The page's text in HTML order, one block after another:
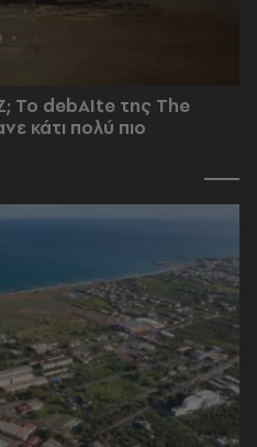
Το debAIte της The
κάτι πολύ πιο